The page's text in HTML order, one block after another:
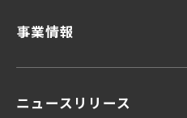
事業情報
顧客データ＆インサイト
ニュースリリース